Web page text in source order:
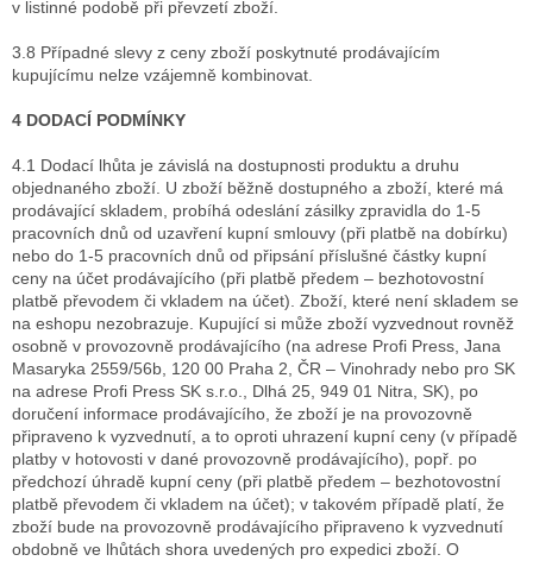
v listinné podobě při převzetí zboží.
3.8 Případné slevy z ceny zboží poskytnuté prodávajícím
kupujícímu nelze vzájemně kombinovat.
4 DODACÍ PODMÍNKY
4.1 Dodací lhůta je závislá na dostupnosti produktu a druhu
objednaného zboží. U zboží běžně dostupného a zboží, které má
prodávající skladem, probíhá odeslání zásilky zpravidla do 1-5
pracovních dnů od uzavření kupní smlouvy (při platbě na dobírku)
nebo do 1-5 pracovních dnů od připsání příslušné částky kupní
ceny na účet prodávajícího (při platbě předem – bezhotovostní
platbě převodem či vkladem na účet). Zboží, které není skladem se
na eshopu nezobrazuje. Kupující si může zboží vyzvednout rovněž
osobně v provozovně prodávajícího (na adrese Profi Press, Jana
Masaryka 2559/56b, 120 00 Praha 2, ČR – Vinohrady nebo pro SK
na adrese Profi Press SK s.r.o., Dlhá 25, 949 01 Nitra, SK), po
doručení informace prodávajícího, že zboží je na provozovně
připraveno k vyzvednutí, a to oproti uhrazení kupní ceny (v případě
platby v hotovosti v dané provozovně prodávajícího), popř. po
předchozí úhradě kupní ceny (při platbě předem – bezhotovostní
platbě převodem či vkladem na účet); v takovém případě platí, že
zboží bude na provozovně prodávajícího připraveno k vyzvednutí
obdobně ve lhůtách shora uvedených pro expedici zboží. O